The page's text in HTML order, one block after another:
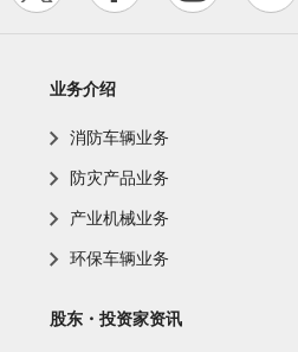
业务介绍
消防车辆业务
防灾产品业务
产业机械业务
环保车辆业务
股东・投资家资讯